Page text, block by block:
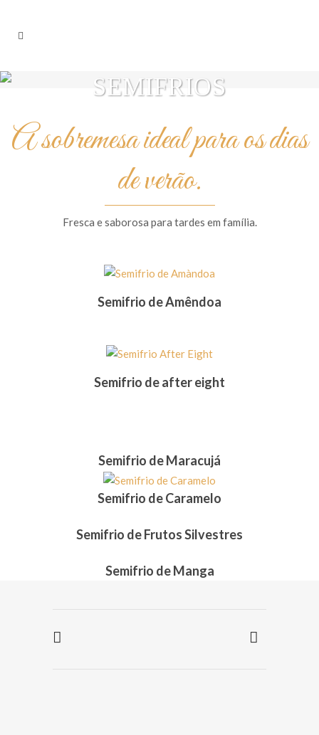
SEMIFRIOS
A sobremesa ideal para os dias
de verão.
Fresca e saborosa para tardes em família.
Semifrio de Amêndoa
Semifrio de after eight
Semifrio de Maracujá
Semifrio de Caramelo
Semifrio de Frutos Silvestres
Semifrio de Manga